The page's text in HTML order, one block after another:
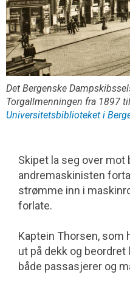
Det Bergenske
Torgallmenningen fra 1897
Universitetsbiblioteket i
Skipet la seg over mot
andremaskinisten
strømme inn i
forlate.
Kaptein Thorsen, som
ut på dekk og beordret
både passasjerer og